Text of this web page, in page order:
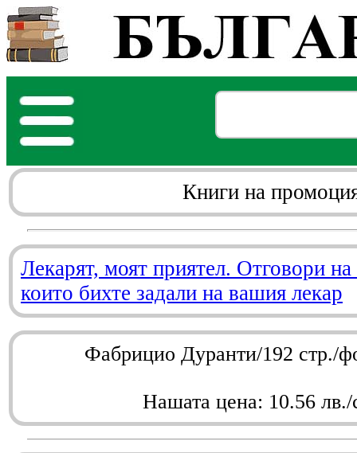
Книги на
Лекарят, моят приятел. Отговори
които бихте задали на вашия лекар
Фабрицио Дуранти/192 стр./
Нашата цена: 10.56 лв./